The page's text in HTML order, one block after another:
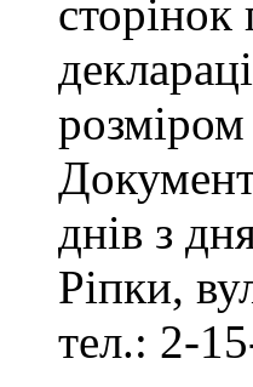
днів з
Ріпки,
тел.: 2-